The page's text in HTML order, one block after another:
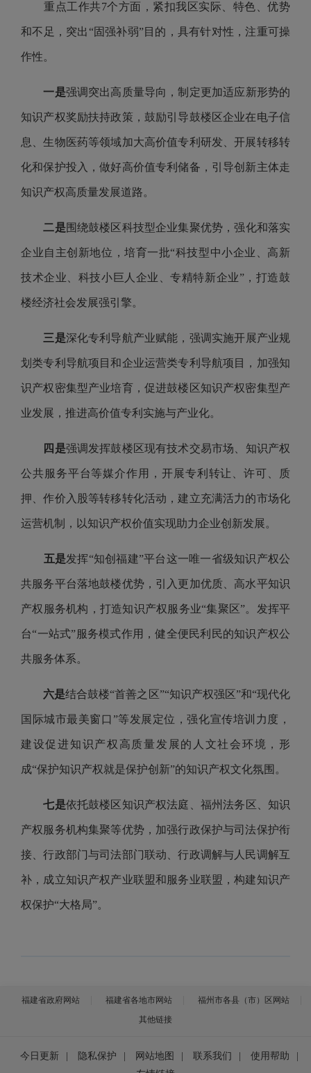
重点工作共7个方面，紧扣我区实际、特色、优势
和不足，突出“固强补弱”目的，具有针对性，注重可操
作性。
一是强调突出高质量导向，制定更加适应新形势的
知识产权奖励扶持政策，鼓励引导鼓楼区企业在电子信
息、生物医药等领域加大高价值专利研发、开展转移转
化和保护投入，做好高价值专利储备，引导创新主体走
知识产权高质量发展道路。
二是围绕鼓楼区科技型企业集聚优势，强化和落实
企业自主创新地位，培育一批“科技型中小企业、高新
技术企业、科技小巨人企业、专精特新企业”，打造鼓
楼经济社会发展强引擎。
三是深化专利导航产业赋能，强调实施开展产业规
划类专利导航项目和企业运营类专利导航项目，加强知
识产权密集型产业培育，促进鼓楼区知识产权密集型产
业发展，推进高价值专利实施与产业化。
四是强调发挥鼓楼区现有技术交易市场、知识产权
公共服务平台等媒介作用，开展专利转让、许可、质
押、作价入股等转移转化活动，建立充满活力的市场化
运营机制，以知识产权价值实现助力企业创新发展。
五是发挥“知创福建”平台这一唯一省级知识产权公
共服务平台落地鼓楼优势，引入更加优质、高水平知识
产权服务机构，打造知识产权服务业“集聚区”。发挥平
台“一站式”服务模式作用，健全便民利民的知识产权公
共服务体系。
六是结合鼓楼“首善之区”“知识产权强区”和“现代化
国际城市最美窗口”等发展定位，强化宣传培训力度，
建设促进知识产权高质量发展的人文社会环境，形
成“保护知识产权就是保护创新”的知识产权文化氛围。
七是依托鼓楼区知识产权法庭、福州法务区、知识
产权服务机构集聚等优势，加强行政保护与司法保护衔
接、行政部门与司法部门联动、行政调解与人民调解互
补，成立知识产权产业联盟和服务业联盟，构建知识产
权保护“大格局”。
福建省政府网站 福建省各地市网站
福州市各县（市）区网站
其他链接
今日更新 隐私保护 网站地图 联系我们 使用帮助